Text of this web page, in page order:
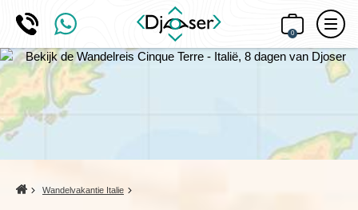
0
Home Wandelvakantie Italie